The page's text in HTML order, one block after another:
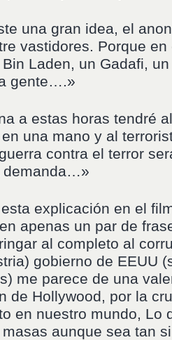
una gran idea, el
vastidores. Porque
Laden, un Gadafi,
gente….»
a estas horas tendré
una mano y al
contra el terror
demanda…»
explicación en el
apenas un par de
al completo al
gobierno de EEUU
me parece de una
de Hollywood, por la
en nuestro mundo, Lo
aunque sea tan